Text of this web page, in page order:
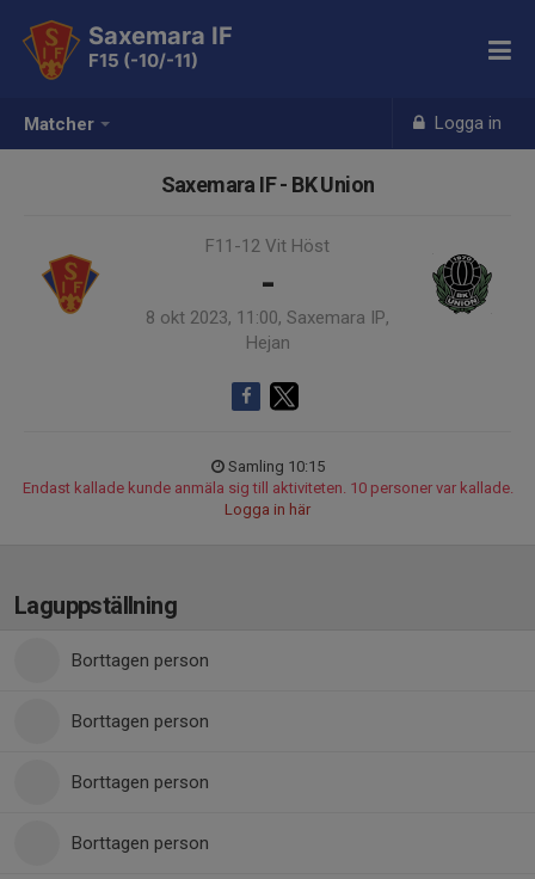
Matcher Logga in
Saxemara IF
F15 (-10/-11)
Saxemara IF - BK Union
F11-12 Vit Höst
-
8 okt 2023, 11:00, Saxemara IP,
Hejan
Samling 10:15
Endast kallade kunde anmäla sig till aktiviteten. 10 personer var kallade.
Logga in här
Laguppställning
Borttagen person
Borttagen person
Borttagen person
Borttagen person